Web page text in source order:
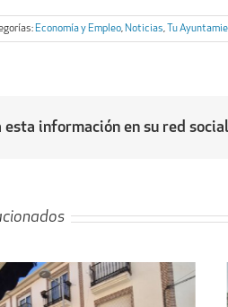
Economía y Empleo, Noticias, Tu
esta información en su red